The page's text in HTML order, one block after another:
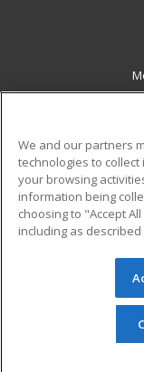
Military
Financial
Help
© 2026 ed2go,
reserved. The
redistributed
permission
We and our partners
technologies to
your browsing
information being
choosing to "Accept
including as described